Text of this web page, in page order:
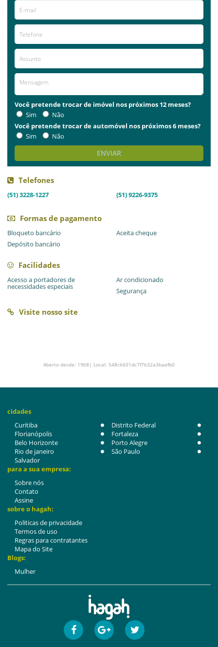
Você pretende trocar de imóvel nos próximos 12 meses?
Sim
Não
Você pretende trocar de automóvel nos próximos 6 meses?
Sim
Não
ENVIAR
Telefones
(51) 3228-1227 (51) 9226-9375
Formas de pagamento
Bloqueto bancário
Aceita cheque
Depósito bancário
Facilidades
Acesso a portadores de
necessidades especiais
Ar condicionado
Segurança
Visite nosso site
Aberto desde: 1968| Local: 548c6601dc7f7b32a3baefb0
cidades
Curitiba
Distrito Federal
Florianópolis
Fortaleza
Belo Horizonte
Porto Alegre
Rio de janeiro
São Paulo
Salvador
para a sua empresa:
Sobre nós
Contato
Assine
sobre o hagah:
Politicas de privacidade
Termos de uso
Regras para contratantes
Mapa do Site
Blogs:
Mulher